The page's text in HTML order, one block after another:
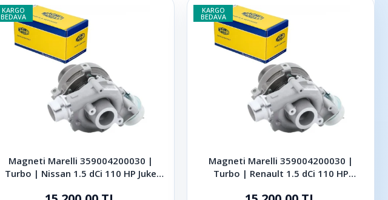
KARGO
BEDAVA
Magneti Marelli 359004200030 |
Turbo | Nissan 1.5 dCi 110 HP Juke
KARGO
BEDAVA
Magneti Marelli 359004200030 |
Turbo | Renault 1.5 dCi 110 HP